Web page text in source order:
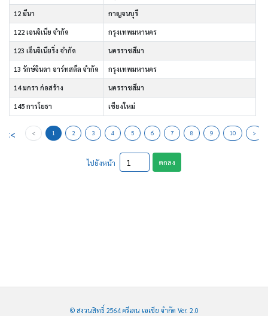
12 มีนา กาญจนบุรี
122 เอนจิเนีย จำกัด กรุงเทพมหานคร
123 เอ็นจิเนียริ่ง จำกัด นครราชสีมา
13 รักษ์จินดา อาร์ทสตีล จำกัด กรุงเทพมหานคร
14 มกรา ก่อสร้าง นครราชสีมา
145 การโยธา เชียงใหม่
<< < 1 2 3 4 5 6 7 8 9 10 >
ไปยังหน้า ตกลง
© สงวนสิทธิ์ 2564 ครีเดน เอเชีย จำกัด Ver. 2.0